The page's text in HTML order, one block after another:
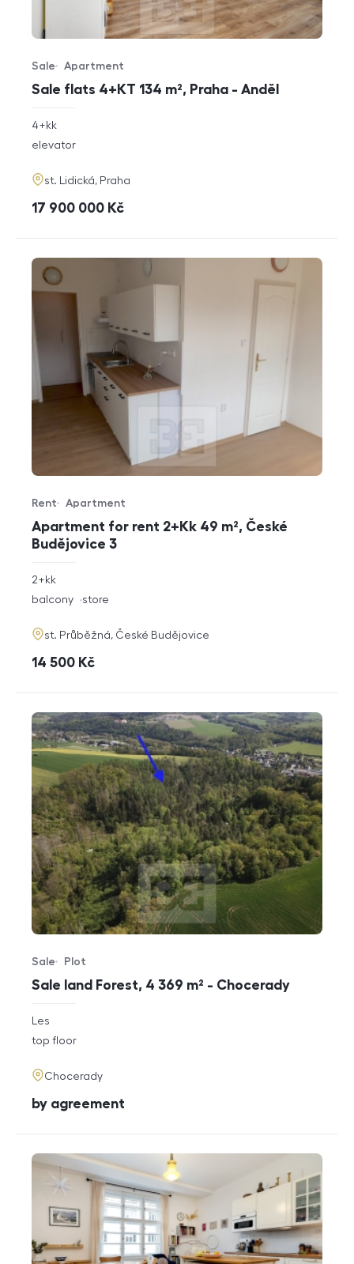
Sale flats 4+KT 134 m², Praha - Anděl
Offer type
Sale
Property type
Apartment
rozměry
disposition
4+kk
funkce
elevator
adresa
st. Lidická, Praha
cena
17 900 000 Kč
Apartment for rent 2+Kk 49 m², České
Budějovice 3
Offer type
Rent
Property type
Apartment
rozměry
disposition
2+kk
funkce
balcony store
adresa
st. Průběžná, České Budějovice
cena
14 500 Kč
Sale land Forest, 4 369 m² - Chocerady
Offer type
Sale
Property type
Plot
rozměry
disposition
Les
funkce
top floor
adresa
Chocerady
cena
by agreement